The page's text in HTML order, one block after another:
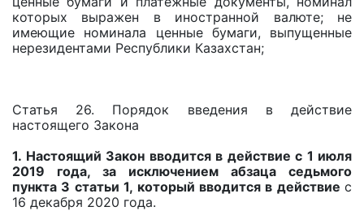
которых выражен в иностранной валюте; не
имеющие номинала ценные бумаги, выпущенные
нерезидентами Республики Казахстан;
Статья 26. Порядок введения в действие
настоящего Закона
1. Настоящий Закон вводится в действие с 1 июля
2019 года, за исключением абзаца седьмого
пункта 3 статьи 1, который вводится в действие с
16 декабря 2020 года.